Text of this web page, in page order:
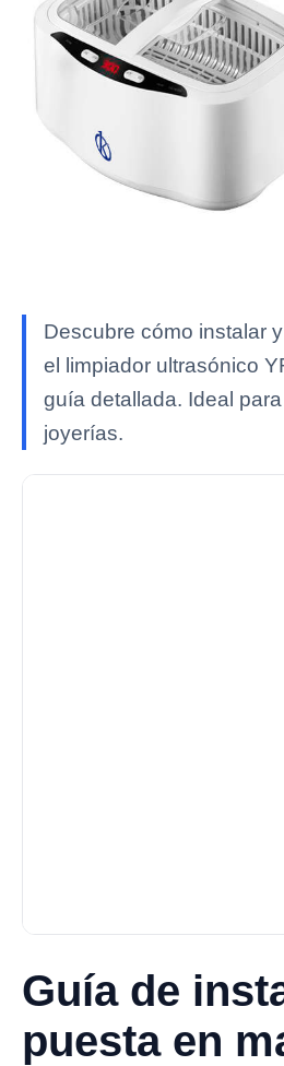
Descubre cómo instalar
el limpiador ultrasónico
guía detallada. Ideal
joyerías.
Guía de
puesta en